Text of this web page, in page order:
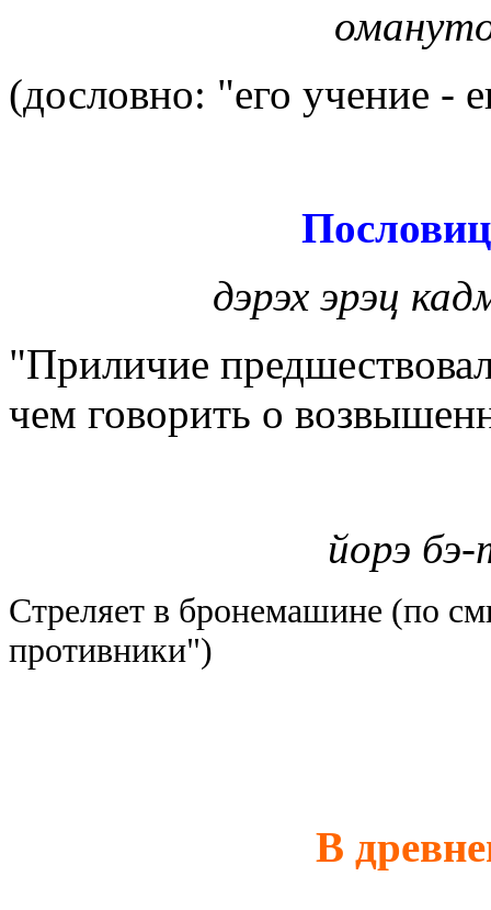
(дословно: "его учение -
дэрэх эрэц
"Приличие
чем говорить о
йорэ
Стреляет в бронемашине (по
противники")
В